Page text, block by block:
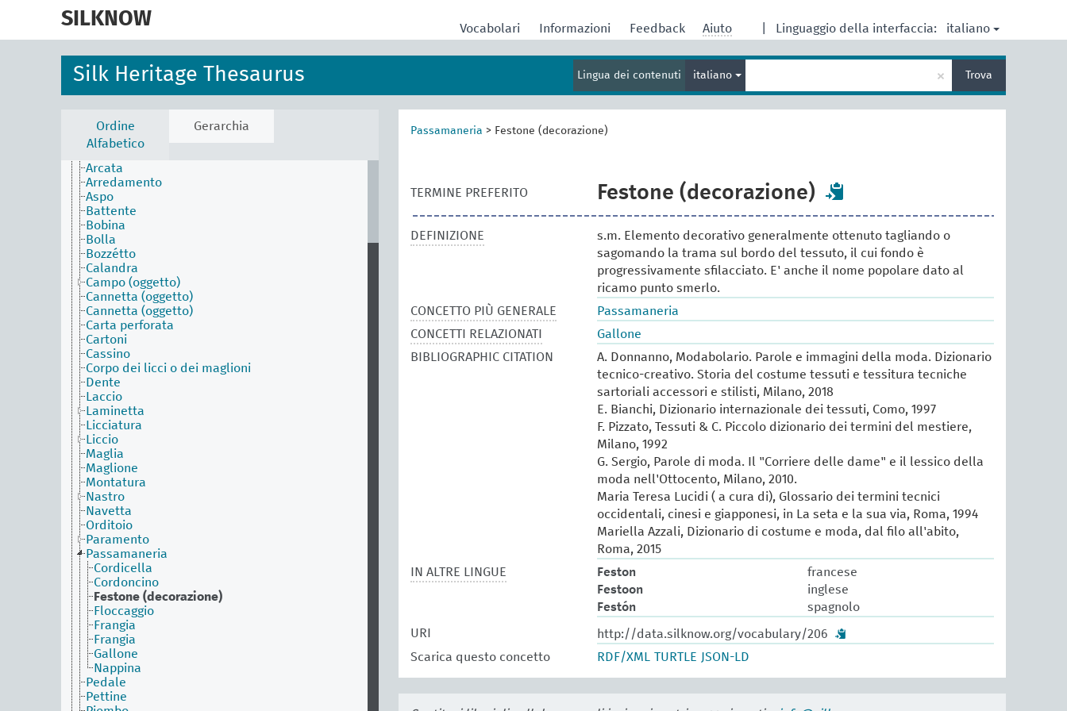
SILKNOW Linguaggio della interfaccia: italiano
Vocabolari Informazioni Feedback Aiuto
Silk Heritage Thesaurus Lingua dei contenuti italiano
termine
per
× Trova
Ordine
Alfabetico
Gerarchia
Activities Facet (en)
Agents Facet (en)
Associated Concepts Facet (en)
Materials Facet (en)
Objects Facet (en)
Abbigliamento
Arcata
Arredamento
Aspo
Battente
Bobina
Bolla
Bozzétto
Calandra
Campo (oggetto)
Cannetta (oggetto)
Cannetta (oggetto)
Carta perforata
Cartoni
Cassino
Corpo dei licci o dei maglioni
Dente
Laccio
Laminetta
Licciatura
Liccio
Maglia
Maglione
Montatura
Nastro
Navetta
Orditoio
Paramento
Passamaneria
Cordicella
Cordoncino
Festone (decorazione)
Floccaggio
Frangia
Frangia
Gallone
Nappina
Pedale
Pettine
Passamaneria > Festone (decorazione)
TERMINE PREFERITO Festone (decorazione)
DEFINIZIONE
s.m. Elemento decorativo generalmente ottenuto tagliando o
sagomando la trama sul bordo del tessuto, il cui fondo è
progressivamente sfilacciato. E' anche il nome popolare dato al
ricamo punto smerlo.
CONCETTO PIÙ GENERALE
Passamaneria
CONCETTI RELAZIONATI
Gallone
BIBLIOGRAPHIC CITATION
A. Donnanno, Modabolario. Parole e immagini della moda. Dizionario
tecnico-creativo. Storia del costume tessuti e tessitura tecniche
sartoriali accessori e stilisti, Milano, 2018
E. Bianchi, Dizionario internazionale dei tessuti, Como, 1997
F. Pizzato, Tessuti & C. Piccolo dizionario dei termini del mestiere,
Milano, 1992
G. Sergio, Parole di moda. Il "Corriere delle dame" e il lessico della
moda nell'Ottocento, Milano, 2010.
Maria Teresa Lucidi ( a cura di), Glossario dei termini tecnici
occidentali, cinesi e giapponesi, in La seta e la sua via, Roma, 1994
Mariella Azzali, Dizionario di costume e moda, dal filo all'abito,
Roma, 2015
IN ALTRE LINGUE
Feston
francese
Festoon
inglese
Festón
spagnolo
URI
http://data.silknow.org/vocabulary/206
Scarica questo concetto
RDF/XML TURTLE JSON-LD